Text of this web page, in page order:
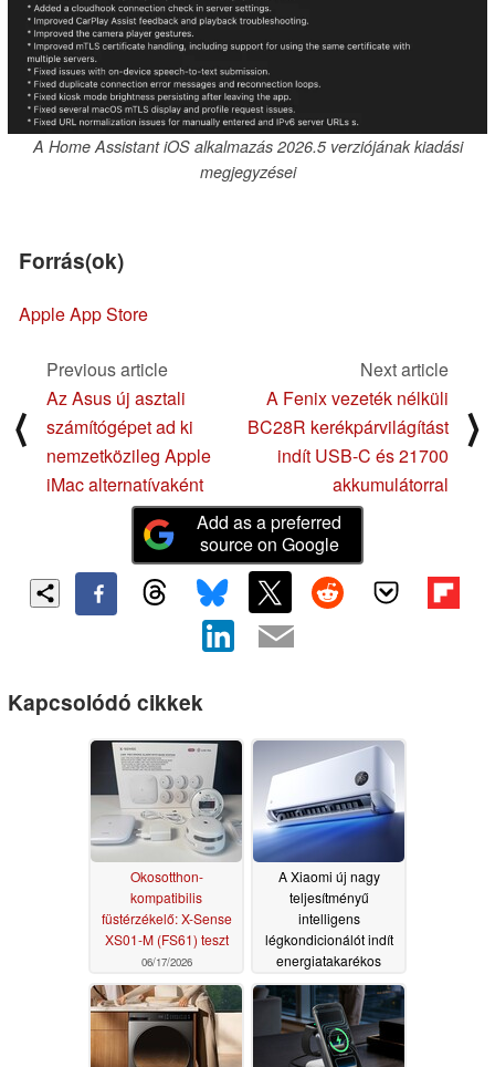
A Home Assistant iOS alkalmazás 2026.5 verziójának kiadási
megjegyzései
Forrás(ok)
Apple App Store
⟨
Previous article
Az Asus új asztali
számítógépet ad ki
nemzetközileg Apple
iMac alternatívaként
Next article
A Fenix vezeték nélküli
BC28R kerékpárvilágítást
indít USB-C és 21700
akkumulátorral
⟩
Add as a preferred
source on Google
Kapcsolódó cikkek
Okosotthon-
kompatibilis
füstérzékelő: X-Sense
XS01-M (FS61) teszt
06/17/2026
A Xiaomi új nagy
teljesítményű
intelligens
légkondicionálót indít
energiatakarékos
funkcióval05/27/2026